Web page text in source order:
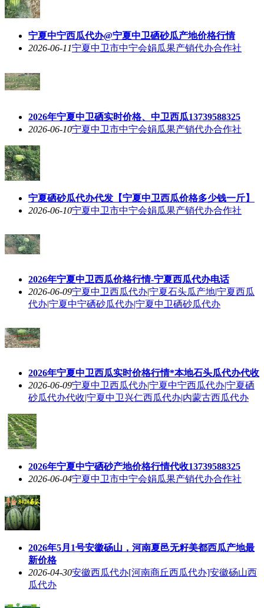
宁夏中宁西瓜代办@宁夏中卫硒砂瓜产地价格行情
2026-06-11宁夏中卫市中宁会娟瓜果产销代办合作社
2026年宁夏中卫硒实时价格、中卫西瓜13739588325
2026-06-10宁夏中卫市中宁会娟瓜果产销代办合作社
宁夏硒砂瓜代办代发【宁夏中卫西瓜价格多少钱一斤】
2026-06-10宁夏中卫市中宁会娟瓜果产销代办合作社
2026年宁夏中卫西瓜价格行情-宁夏西瓜代办电话
2026-06-09宁夏中卫西瓜代办|宁夏石头瓜产地|宁夏西瓜
代办|宁夏中宁硒砂瓜代办|宁夏中卫硒砂瓜代办
2026年宁夏中卫西瓜实时价格行情*本地石头瓜代办代收
2026-06-09宁夏中卫西瓜代办|宁夏中宁西瓜代办|宁夏硒
砂瓜代办代收|宁夏中卫兴仁西瓜代办|内蒙古西瓜代办
2026年宁夏中宁硒砂产地价格行情代收13739588325
2026-06-04宁夏中卫市中宁会娟瓜果产销代办合作社
2026年5月1号安徽砀山，河南夏邑无籽美都西瓜产地最
新价格
2026-04-30安徽西瓜代办[河南商丘西瓜代办]安徽砀山西
瓜代办